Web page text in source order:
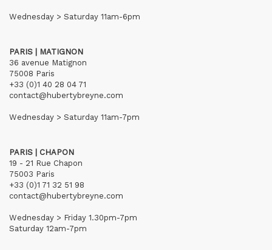
Wednesday > Saturday 11am-6pm
PARIS | MATIGNON
36 avenue Matignon
75008 Paris
+33 (0)1 40 28 04 71
contact@hubertybreyne.com
Wednesday > Saturday 11am-7pm
PARIS | CHAPON
19 - 21 Rue Chapon
75003 Paris
+33 (0)1 71 32 51 98
contact@hubertybreyne.com
Wednesday > Friday 1.30pm-7pm
Saturday 12am-7pm